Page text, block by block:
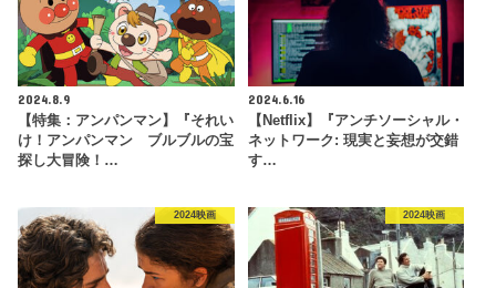
2024.8.9
【特集：アンパンマン】『それい
け！アンパンマン ブルブルの宝
探し大冒険！…
2024.6.16
【Netflix】『アンチソーシャル・
ネットワーク: 現実と妄想が交錯
す…
2024映画 2024映画